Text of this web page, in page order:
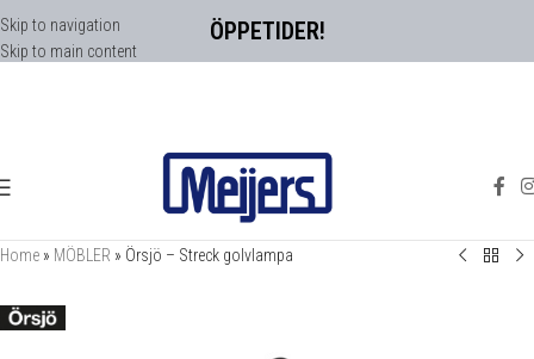
ÖPPETIDER!
Skip to navigation
Skip to main content
Home » MÖBLER » Örsjö – Streck golvlampa